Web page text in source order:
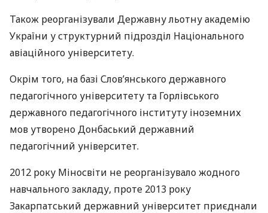
Також реорганізували Державну льотну академію
України у структурний підрозділ Національного
авіаційного університету.
Окрім того, на базі Слов’янського державного
педагогічного університету та Горлівського
державного педагогічного інституту іноземних
мов утворено Донбаський державний
педагогічний університет.
2012 року Міносвіти не реорганізувало жодного
навчального закладу, проте 2013 року
Закарпатський державний університет приєднали